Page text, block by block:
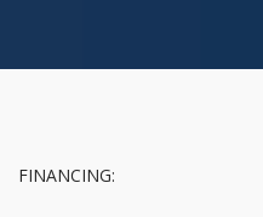
FINANCING: